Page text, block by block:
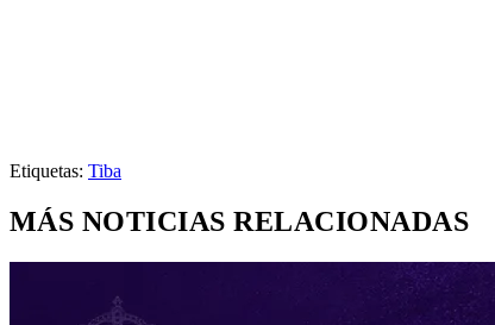
Etiquetas: Tiba
MÁS NOTICIAS RELACIONADAS